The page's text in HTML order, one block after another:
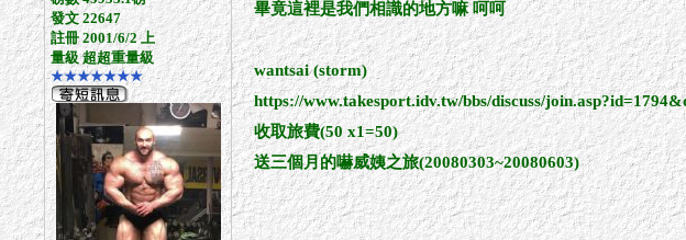
發文 22647
註冊 2001/6/2 上
量級 超超重量級
★★★★★★★
畢竟這裡是我們相識的地方嘛 呵呵
wantsai (storm)
https://www.takesport.idv.tw/bbs/discuss/
收取旅費(50 x1=50)
送三個月的嚇威姨之旅(20080303~20080603)